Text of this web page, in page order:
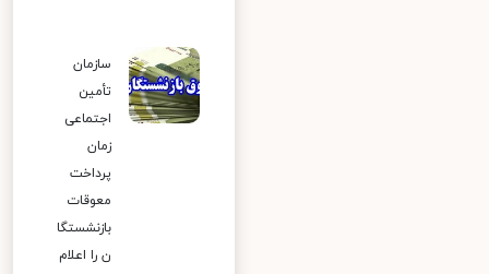
سازمان
تأمین
اجتماعی
زمان
پرداخت
معوقات
بازنشستگا
ن را اعلام